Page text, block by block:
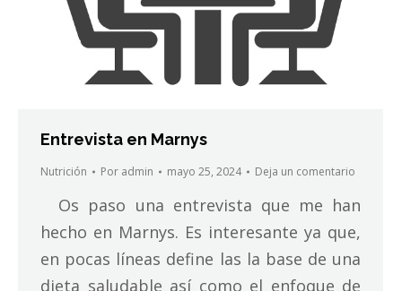
Entrevista en Marnys
Nutrición Por admin mayo 25, 2024 Deja un comentario
Os paso una entrevista que me han
hecho en Marnys. Es interesante ya que,
en pocas líneas define las la base de una
dieta saludable así como el enfoque de